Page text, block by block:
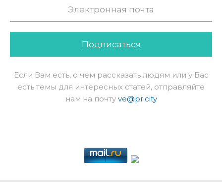
Подписаться
Если Вам есть, о чем рассказать людям или у Вас
есть темы для интересных статей, отправляйте
нам на почту ve@pr.city